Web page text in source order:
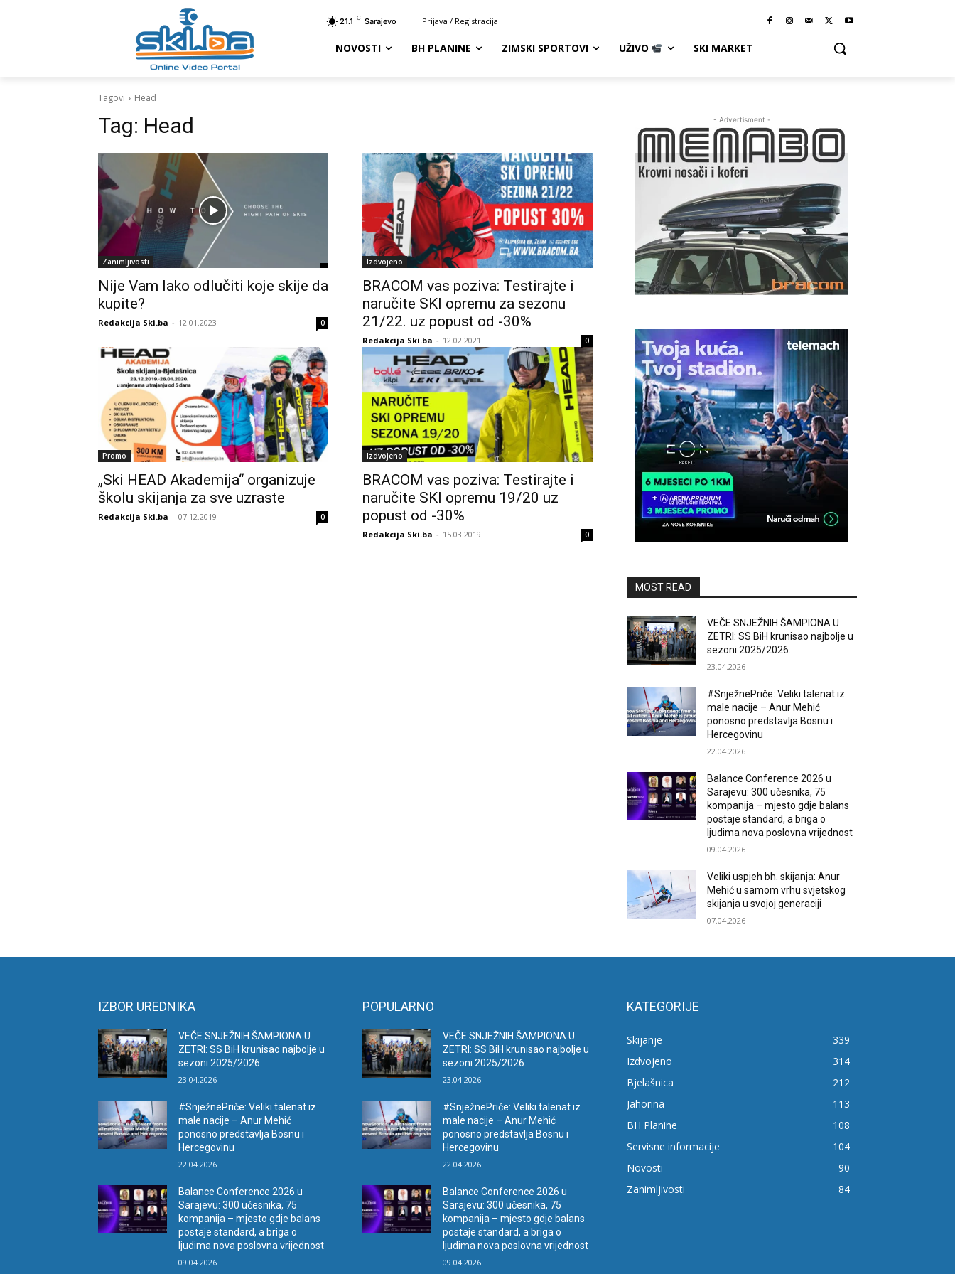
21.1 C Sarajevo Prijava / Registracija
NOVOSTI BH PLANINE ZIMSKI SPORTOVI UŽIVO SKI MARKET
Tagovi Head
Tag: Head
Zanimljivosti
Nije Vam lako odlučiti koje skije da
kupite?
Redakcija Ski.ba - 12.01.2023 0
Izdvojeno
BRACOM vas poziva: Testirajte i
naručite SKI opremu za sezonu
21/22. uz popust od -30%
Redakcija Ski.ba - 12.02.2021 0
Promo
„Ski HEAD Akademija“ organizuje
školu skijanja za sve uzraste
Redakcija Ski.ba - 07.12.2019 0
Izdvojeno
BRACOM vas poziva: Testirajte i
naručite SKI opremu 19/20 uz
popust od -30%
Redakcija Ski.ba - 15.03.2019 0
- Advertisment -
MOST READ
VEČE SNJEŽNIH ŠAMPIONA U
ZETRI: SS BiH krunisao najbolje u
sezoni 2025/2026.
23.04.2026
#SnježnePriče: Veliki talenat iz
male nacije – Anur Mehić
ponosno predstavlja Bosnu i
Hercegovinu
22.04.2026
Balance Conference 2026 u
Sarajevu: 300 učesnika, 75
kompanija – mjesto gdje balans
postaje standard, a briga o
ljudima nova poslovna vrijednost
09.04.2026
Veliki uspjeh bh. skijanja: Anur
Mehić u samom vrhu svjetskog
skijanja u svojoj generaciji
07.04.2026
IZBOR UREDNIKA
VEČE SNJEŽNIH ŠAMPIONA U
ZETRI: SS BiH krunisao najbolje u
sezoni 2025/2026.
23.04.2026
#SnježnePriče: Veliki talenat iz
male nacije – Anur Mehić
ponosno predstavlja Bosnu i
Hercegovinu
22.04.2026
Balance Conference 2026 u
Sarajevu: 300 učesnika, 75
kompanija – mjesto gdje balans
postaje standard, a briga o
ljudima nova poslovna vrijednost
09.04.2026
POPULARNO
VEČE SNJEŽNIH ŠAMPIONA U
ZETRI: SS BiH krunisao najbolje u
sezoni 2025/2026.
23.04.2026
#SnježnePriče: Veliki talenat iz
male nacije – Anur Mehić
ponosno predstavlja Bosnu i
Hercegovinu
22.04.2026
Balance Conference 2026 u
Sarajevu: 300 učesnika, 75
kompanija – mjesto gdje balans
postaje standard, a briga o
ljudima nova poslovna vrijednost
09.04.2026
KATEGORIJE
Skijanje
339
Izdvojeno
314
Bjelašnica
212
Jahorina
113
BH Planine
108
Servisne informacije
104
Novosti
90
Zanimljivosti
84